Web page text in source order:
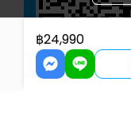
฿24,990